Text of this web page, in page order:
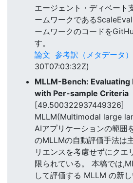
エージェント・ディベート
ームワークである
ームワークのコードを
す。
論文 参考訳（メタデータ）
30T07:03:32Z)
MLLM-Bench:
with Per-sample Criteria
[49.500322937449326]
MLLM(Multimodal large
AIアプリケーションの範囲
のMLLMの自動評価手法は
リエンスを考慮せずにクエ
限られている。 本稿では
して評価する MLLM の新